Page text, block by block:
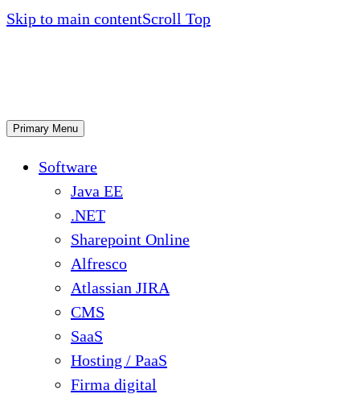
Skip to main contentScroll Top
Primary Menu
Software
Java EE
.NET
Sharepoint Online
Alfresco
Atlassian JIRA
CMS
SaaS
Hosting / PaaS
Firma digital